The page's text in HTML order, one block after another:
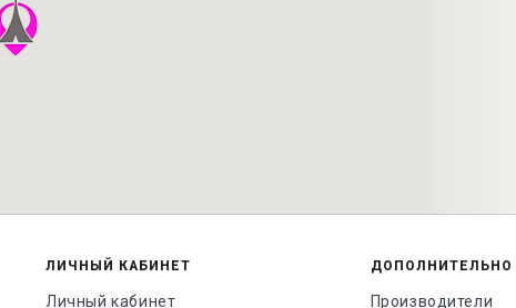
ЛИЧНЫЙ КАБИНЕТ
Личный кабинет
ДОПОЛНИТЕЛЬНО
Производители